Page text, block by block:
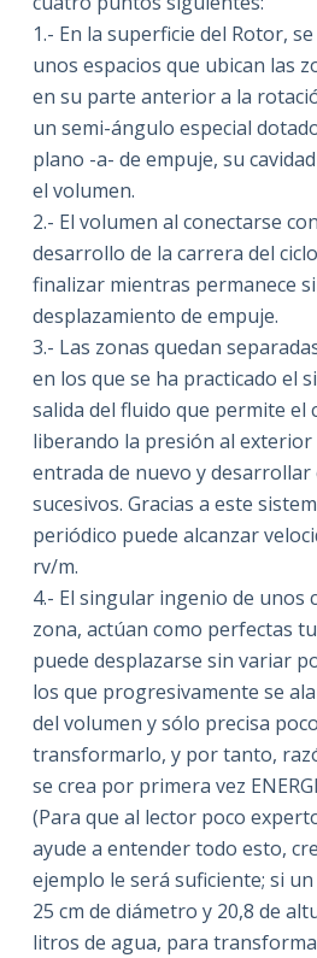
1.- En la superficie del Rotor,
unos espacios que ubican las
en su parte anterior a la
un semi-ángulo especial
plano -a- de empuje, su
el volumen.
2.- El volumen al conectarse
desarrollo de la carrera del
finalizar mientras permanece
desplazamiento de empuje.
3.- Las zonas quedan
en los que se ha practicado el
salida del fluido que permite el
liberando la presión al
entrada de nuevo y
sucesivos. Gracias a este
periódico puede alcanzar
rv/m.
4.- El singular ingenio de unos
zona, actúan como perfectas
puede desplazarse sin variar
los que progresivamente se
del volumen y sólo precisa
transformarlo, y por tanto,
se crea por primera vez
(Para que al lector poco
ayude a entender todo esto,
ejemplo le será suficiente; si
25 cm de diámetro y 20,8 de
litros de agua, para